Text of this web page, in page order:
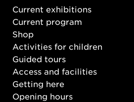
Current exhibitions
Current program
Shop
Activities for children
Guided tours
Access and facilities
Getting here
Opening hours